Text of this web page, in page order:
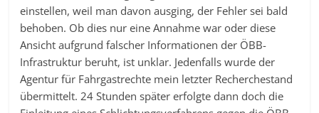
einstellen, weil man davon ausging, der Fehler sei bald
behoben. Ob dies nur eine Annahme war oder diese
Ansicht aufgrund falscher Informationen der ÖBB-
Infrastruktur beruht, ist unklar. Jedenfalls wurde der
Agentur für Fahrgastrechte mein letzter Recherchestand
übermittelt. 24 Stunden später erfolgte dann doch die